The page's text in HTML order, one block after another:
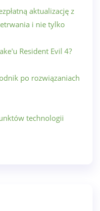
aktualizację z
i nie tylko
Resident Evil 4?
po rozwiązaniach
technologii